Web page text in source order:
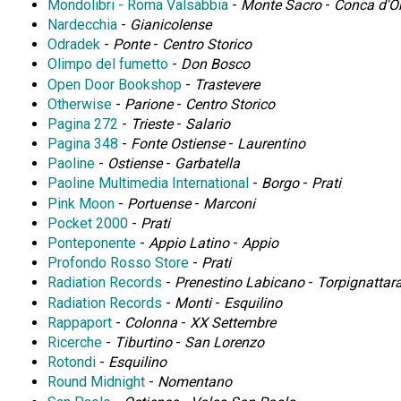
Mondolibri - Roma Valsabbia - Monte Sacro- Conca
Nardecchia - Gianicolense
Odradek - Ponte- Centro Storico
Olimpo del fumetto - Don Bosco
Open Door Bookshop - Trastevere
Otherwise - Parione- Centro Storico
Pagina 272 - Trieste- Salario
Pagina 348 - Fonte Ostiense- Laurentino
Paoline - Ostiense- Garbatella
Paoline Multimedia International - Borgo- Prati
Pink Moon - Portuense- Marconi
Pocket 2000 - Prati
Ponteponente -Appio Latino-Appio
Profondo Rosso Store - Prati
Radiation Records - Prenestino Labicano-
Radiation Records - Monti- Esquilino
Rappaport - Colonna - XX Settembre
Ricerche - Tiburtino- San Lorenzo
Rotondi - Esquilino
Round Midnight - Nomentano